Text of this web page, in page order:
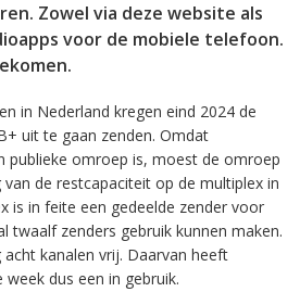
Zowel via deze website als
voor de mobiele telefoon.
in Nederland kregen eind 2024 de
uit te gaan zenden. Omdat
publieke omroep is, moest de omroep
de restcapaciteit op de multiplex in
is in feite een gedeelde zender voor
twaalf zenders gebruik kunnen maken.
kanalen vrij. Daarvan heeft
dus een in gebruik.